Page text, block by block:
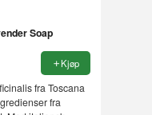
Soap
Kjøp
fra Toscana
fra